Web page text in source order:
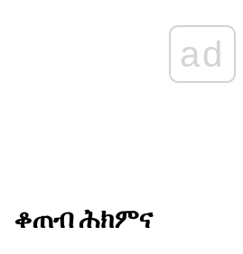
ad
ቆጠብ ሕክምና